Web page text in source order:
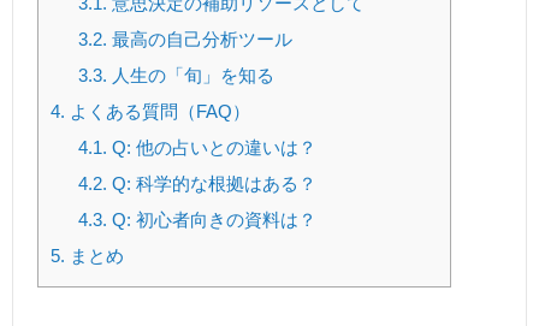
3.2. 最高の自己分析ツール
3.3. 人生の「旬」を知る
4. よくある質問（FAQ）
4.1. Q: 他の占いとの違いは？
4.2. Q: 科学的な根拠はある？
4.3. Q: 初心者向きの資料は？
5. まとめ